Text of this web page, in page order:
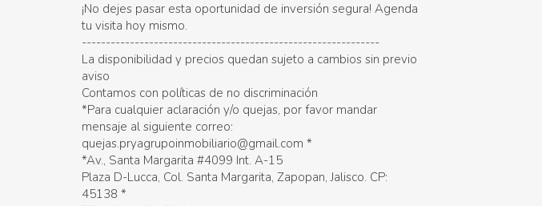
¡No dejes pasar esta oportunidad de inversión segura! Agenda
tu visita hoy mismo.
--------------------------------------------------------------
La disponibilidad y precios quedan sujeto a cambios sin previo
aviso
Contamos con políticas de no discriminación
*Para cualquier aclaración y/o quejas, por favor mandar
mensaje al siguiente correo:
quejas.pryagrupoinmobiliario@gmail.com *
*Av., Santa Margarita #4099 Int. A-15
Plaza D-Lucca, Col. Santa Margarita, Zapopan, Jalisco. CP:
45138 *